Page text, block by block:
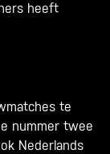
heeft
te
nummer twee
Nederlands